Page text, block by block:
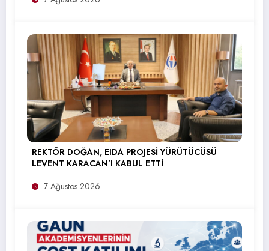
REKTÖR DOĞAN, EIDA PROJESİ YÜRÜTÜCÜSÜ
LEVENT KARACAN’I KABUL ETTİ
7 Ağustos 2026